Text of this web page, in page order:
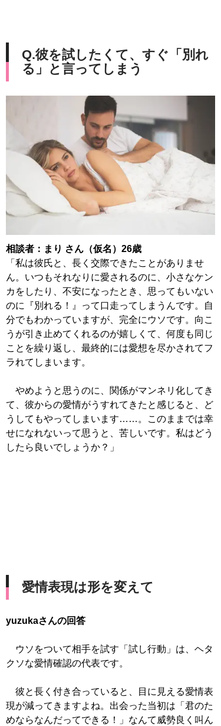
Q.彼を試したくて、すぐ「別れ
る」と言ってしまう
相談者：まり さん（仮名）26歳
「私は彼氏と、長く交際できたことがありませ
ん。いつもそれなりに愛されるのに、小さなケン
カをしたり、不安になったとき、思ってもいない
のに『別れる！』って口走ってしまうんです。自
分でもわかっていますが、完全にウソです。向こ
うが引き止めてくれるのが嬉しくて、何度も同じ
ことを繰り返し、最終的には愛想を尽かされてフ
ラれてしまいます。
やめようと思うのに、関係がマンネリ化してき
て、彼からの愛情がうすれてきたと感じると、ど
うしてもやってしまいます……。このままでは幸
せになれないって思うと、苦しいです。私はどう
したら良いでしょうか？」
愛情表現は形を変えて
yuzukaさんの回答
ウソをついて相手を試す「試し行動」は、ヘタ
クソな愛情確認の代表です。
彼と長く付き合っていると、目に見える愛情表
現が減ってきますよね。出会った当初は「君のた
めならなんだってできる！」なんて威勢良く叫ん